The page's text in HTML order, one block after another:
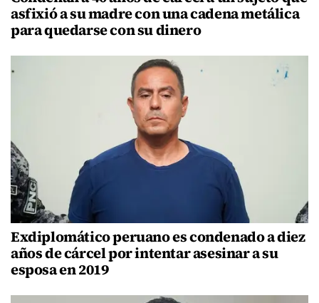
asfixió a su madre con una cadena metálica
para quedarse con su dinero
Exdiplomático peruano es condenado a diez
años de cárcel por intentar asesinar a su
esposa en 2019